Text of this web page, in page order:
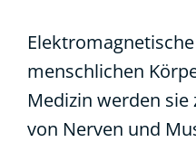
menschlichen
Medizin werden
von Nerven und